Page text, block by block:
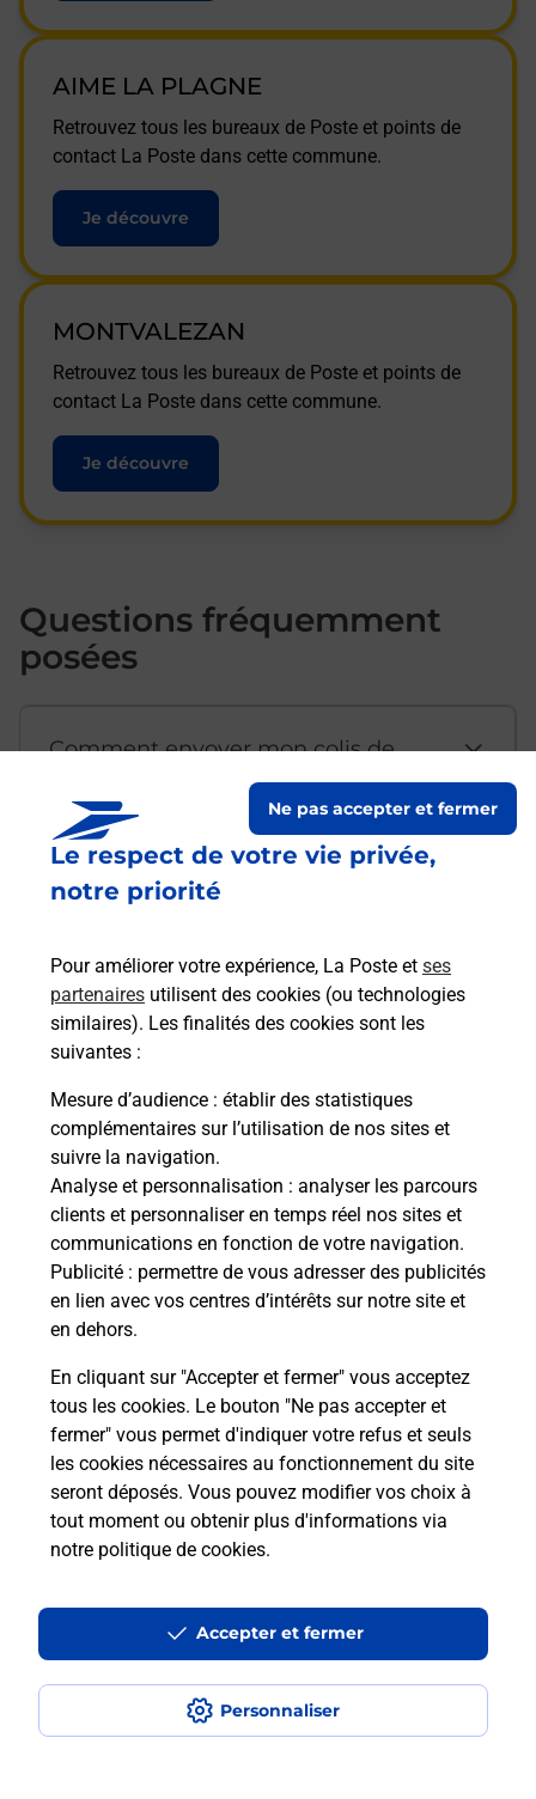
Le respect de votre vie privée,
notre priorité
Pour améliorer votre expérience, La Poste et ses
partenaires utilisent des cookies (ou technologies
similaires). Les finalités des cookies sont les
suivantes :
Mesure d’audience : établir des statistiques
complémentaires sur l’utilisation de nos sites et
suivre la navigation.
Analyse et personnalisation : analyser les parcours
clients et personnaliser en temps réel nos sites et
communications en fonction de votre navigation.
Publicité : permettre de vous adresser des publicités
en lien avec vos centres d’intérêts sur notre site et
en dehors.
En cliquant sur "Accepter et fermer" vous acceptez
tous les cookies. Le bouton "Ne pas accepter et
fermer" vous permet d'indiquer votre refus et seuls
les cookies nécessaires au fonctionnement du site
seront déposés. Vous pouvez modifier vos choix à
tout moment ou obtenir plus d'informations via
notre politique de cookies.
Personnaliser
Ne pas accepter et fermer
Accepter et fermer
AIME LA PLAGNE
Retrouvez tous les bureaux de Poste et points de
contact La Poste dans cette commune.
Je découvre
MONTVALEZAN
Retrouvez tous les bureaux de Poste et points de
contact La Poste dans cette commune.
Je découvre
Questions fréquemment
posées
Comment envoyer mon colis de
Est-il possible d’acheter un
emballage directement depuis un
Comment demander une
modification de livraison ?
Comment La Poste participe-t-elle
à votre sécurité au quotidien ?
Puis-je passer mon code de la route
avec La Poste et sous quelles
conditions ?
Localiser Liste Savoie PEISEY NANCROIX
Accessibilité : partiellement conforme
Conditions contractuelles
Mentions légales